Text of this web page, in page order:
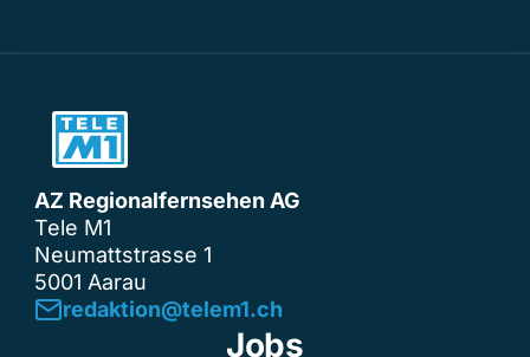
AZ Regionalfernsehen AG
Tele M1
Neumattstrasse 1
5001 Aarau
redaktion@telem1.ch
Jobs